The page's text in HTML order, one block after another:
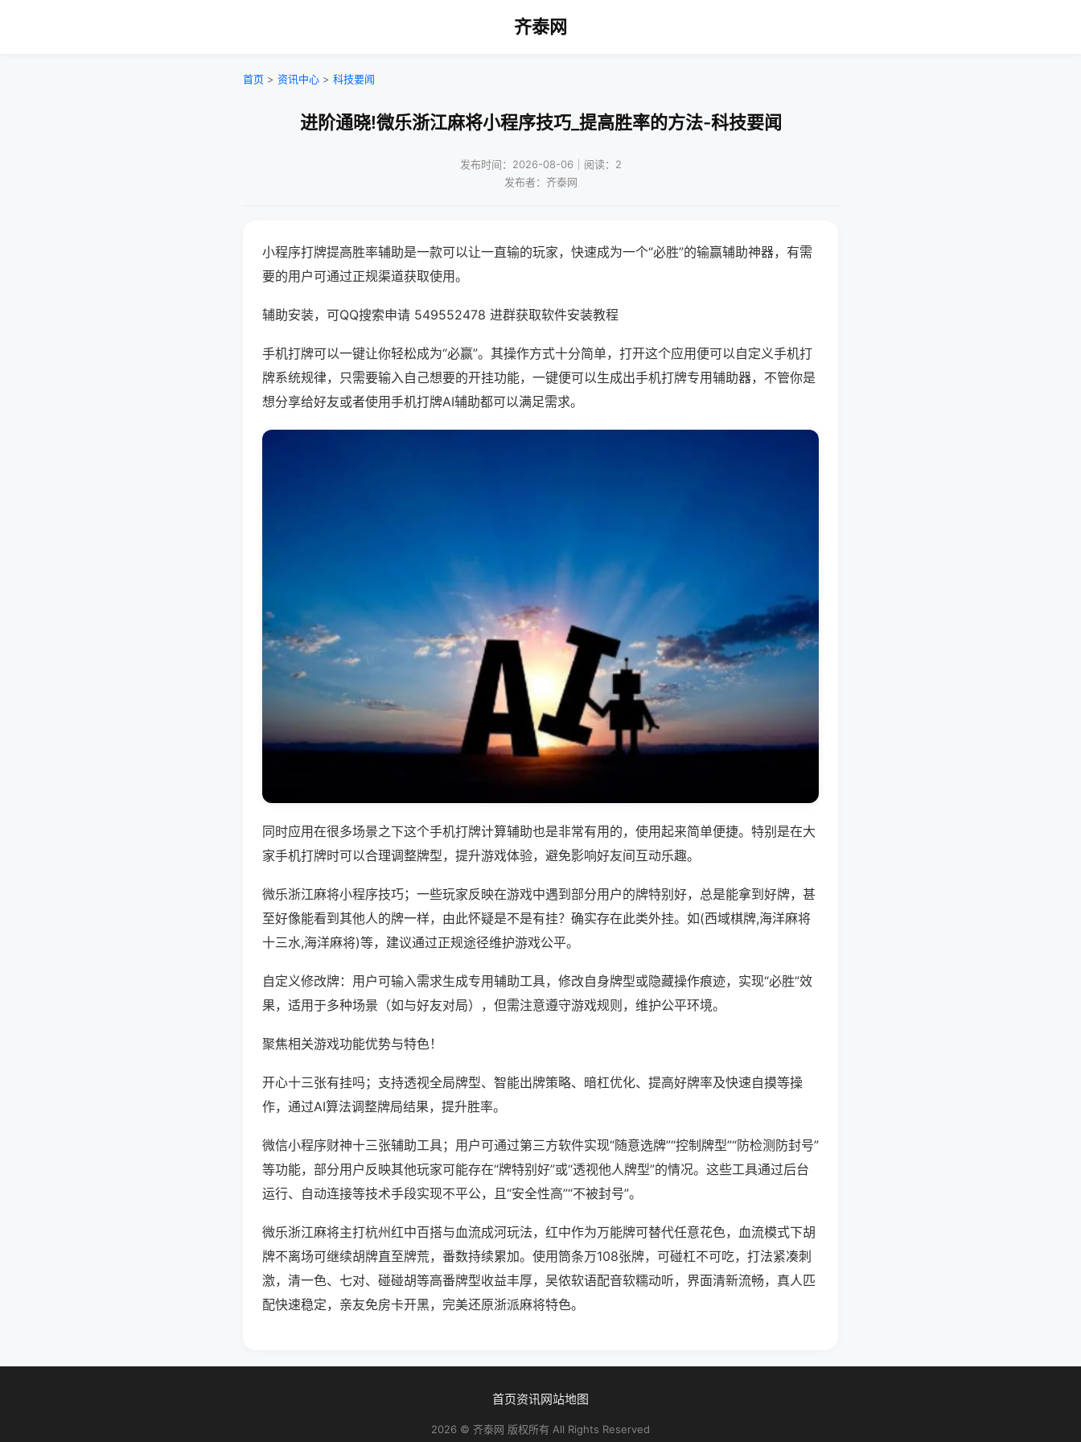
齐泰网
首页 > 资讯中心 > 科技要闻
进阶通晓!微乐浙江麻将小程序技巧_提高胜率的方法-科技要闻
发布时间：2026-08-06｜阅读：2
发布者：齐泰网
小程序打牌提高胜率辅助是一款可以让一直输的玩家，快速成为一个“必胜”的输赢辅助神器，有需
要的用户可通过正规渠道获取使用。
辅助安装，可QQ搜索申请 549552478 进群获取软件安装教程
手机打牌可以一键让你轻松成为“必赢”。其操作方式十分简单，打开这个应用便可以自定义手机打
牌系统规律，只需要输入自己想要的开挂功能，一键便可以生成出手机打牌专用辅助器，不管你是
想分享给好友或者使用手机打牌AI辅助都可以满足需求。
同时应用在很多场景之下这个手机打牌计算辅助也是非常有用的，使用起来简单便捷。特别是在大
家手机打牌时可以合理调整牌型，提升游戏体验，避免影响好友间互动乐趣。
微乐浙江麻将小程序技巧；一些玩家反映在游戏中遇到部分用户的牌特别好，总是能拿到好牌，甚
至好像能看到其他人的牌一样，由此怀疑是不是有挂？确实存在此类外挂。如(西域棋牌,海洋麻将
十三水,海洋麻将)等，建议通过正规途径维护游戏公平。
自定义修改牌：用户可输入需求生成专用辅助工具，修改自身牌型或隐藏操作痕迹，实现“必胜”效
果，适用于多种场景（如与好友对局），但需注意遵守游戏规则，维护公平环境。
聚焦相关游戏功能优势与特色！
开心十三张有挂吗；支持透视全局牌型、智能出牌策略、暗杠优化、提高好牌率及快速自摸等操
作，通过AI算法调整牌局结果，提升胜率。
微信小程序财神十三张辅助工具；用户可通过第三方软件实现“随意选牌”“控制牌型”“防检测防封号”
等功能，部分用户反映其他玩家可能存在“牌特别好”或“透视他人牌型”的情况。这些工具通过后台
运行、自动连接等技术手段实现不平公，且“安全性高”“不被封号”。
微乐浙江麻将主打杭州红中百搭与血流成河玩法，红中作为万能牌可替代任意花色，血流模式下胡
牌不离场可继续胡牌直至牌荒，番数持续累加。使用筒条万108张牌，可碰杠不可吃，打法紧凑刺
激，清一色、七对、碰碰胡等高番牌型收益丰厚，吴侬软语配音软糯动听，界面清新流畅，真人匹
配快速稳定，亲友免房卡开黑，完美还原浙派麻将特色。
首页资讯网站地图
2026 © 齐泰网 版权所有 All Rights Reserved